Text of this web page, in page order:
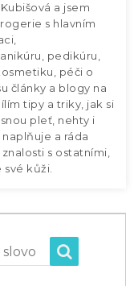
a jsem
s hlavním
pedikúru,
péči o
články a blogy na
tipy a triky, jak si
pleť, nehty i
a ráda
s ostatními,
kůži.